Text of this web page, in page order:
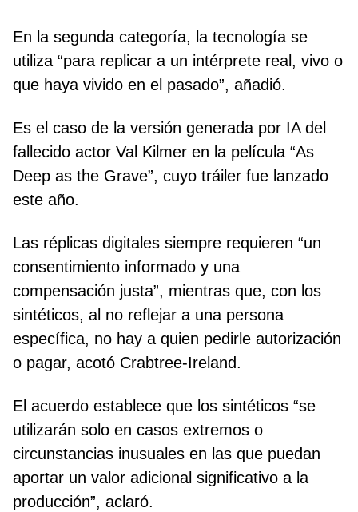
En la segunda categoría, la tecnología se
utiliza “para replicar a un intérprete real, vivo o
que haya vivido en el pasado”, añadió.
Es el caso de la versión generada por IA del
fallecido actor Val Kilmer en la película “As
Deep as the Grave”, cuyo tráiler fue lanzado
este año.
Las réplicas digitales siempre requieren “un
consentimiento informado y una
compensación justa”, mientras que, con los
sintéticos, al no reflejar a una persona
específica, no hay a quien pedirle autorización
o pagar, acotó Crabtree-Ireland.
El acuerdo establece que los sintéticos “se
utilizarán solo en casos extremos o
circunstancias inusuales en las que puedan
aportar un valor adicional significativo a la
producción”, aclaró.